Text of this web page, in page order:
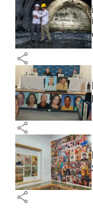
share
share
share